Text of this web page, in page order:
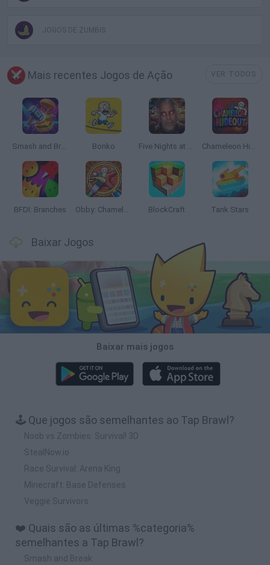
JOGOS DE ZUMBIS
Mais recentes Jogos de Ação
Smash and Break Bonko Five Nights at Epstein's Chameleon Hideout
BFDI: Branches Obby: Chameleon: Paint & Hide BlockCraft Tank Stars
Baixar Jogos
Baixar mais jogos
🕹️ Que jogos são semelhantes ao Tap Brawl?
Noob vs Zombies: Survival! 3D
StealNow.io
Race Survival: Arena King
Minecraft: Base Defenses
Veggie Survivors
❤️ Quais são as últimas %categoria%
semelhantes a Tap Brawl?
Smash and Break